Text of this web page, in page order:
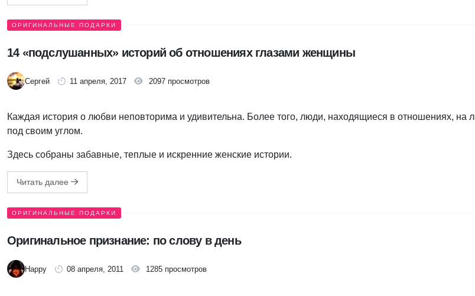
ОРИГИНАЛЬНЫЕ ПОДАРКИ
14 «подслушанных» историй об отношениях глазами женщины
Сергей 11 апреля, 2017 2097 просмотров
Каждая история о любви неповторима и удивительна. Более того, люди, находящиеся в отношениях, на
под своим углом.
Здесь собраны забавные, теплые и искренние женские истории.
Читать далее
ОРИГИНАЛЬНЫЕ ПОДАРКИ
Оригинальное признание: по слову в день
Happy 08 апреля, 2011 1285 просмотров